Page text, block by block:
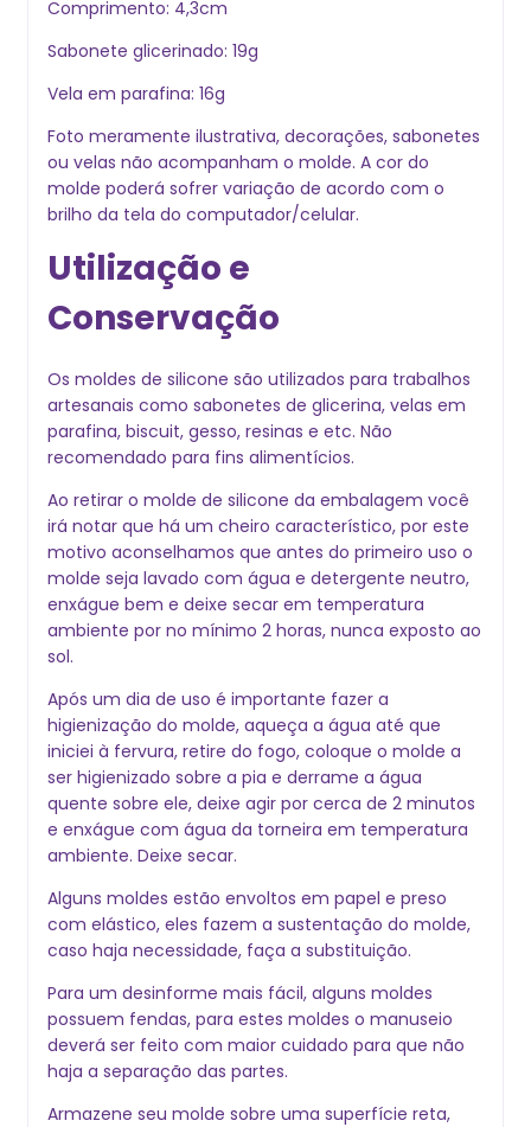
Comprimento: 4,3cm
Sabonete glicerinado: 19g
Vela em parafina: 16g
Foto meramente ilustrativa, decorações, sabonetes
ou velas não acompanham o molde. A cor do
molde poderá sofrer variação de acordo com o
brilho da tela do computador/celular.
Utilização e
Conservação
Os moldes de silicone são utilizados para trabalhos
artesanais como sabonetes de glicerina, velas em
parafina, biscuit, gesso, resinas e etc. Não
recomendado para fins alimentícios.
Ao retirar o molde de silicone da embalagem você
irá notar que há um cheiro característico, por este
motivo aconselhamos que antes do primeiro uso o
molde seja lavado com água e detergente neutro,
enxágue bem e deixe secar em temperatura
ambiente por no mínimo 2 horas, nunca exposto ao
sol.
Após um dia de uso é importante fazer a
higienização do molde, aqueça a água até que
iniciei à fervura, retire do fogo, coloque o molde a
ser higienizado sobre a pia e derrame a água
quente sobre ele, deixe agir por cerca de 2 minutos
e enxágue com água da torneira em temperatura
ambiente. Deixe secar.
Alguns moldes estão envoltos em papel e preso
com elástico, eles fazem a sustentação do molde,
caso haja necessidade, faça a substituição.
Para um desinforme mais fácil, alguns moldes
possuem fendas, para estes moldes o manuseio
deverá ser feito com maior cuidado para que não
haja a separação das partes.
Armazene seu molde sobre uma superfície reta,